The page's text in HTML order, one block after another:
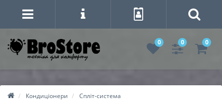
0 0 0
Кондиціонери Спліт-система